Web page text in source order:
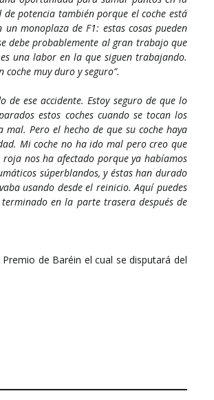
potencia también porque el coche está
monoplaza de F1: estas cosas pueden
debe probablemente al gran trabajo que
una labor en la que siguen trabajando.
muy duro y seguro”.
de ese accidente. Estoy seguro de que lo
estos coches cuando se tocan los
Pero el hecho de que su coche haya
Mi coche no ha ido mal pero creo que
nos ha afectado porque ya habíamos
súperblandos, y éstas han durado
usando desde el reinicio. Aquí puedes
en la parte trasera después de
de Baréin el cual se disputará del